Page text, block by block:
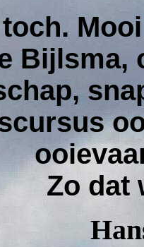
toch.
Bijlsma,
Zo dat